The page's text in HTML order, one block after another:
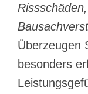
Überzeugen
besonders